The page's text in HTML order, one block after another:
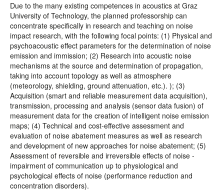
Due to the many existing competences in acoustics at Graz
University of Technology, the planned professorship can
concentrate specifically in research and teaching on noise
impact research, with the following focal points: (1) Physical and
psychoacoustic effect parameters for the determination of noise
emission and immission; (2) Research into acoustic noise
mechanisms at the source and determination of propagation,
taking into account topology as well as atmosphere
(meteorology, shielding, ground attenuation, etc.). ); (3)
Acquisition (smart and reliable measurement data acquisition),
transmission, processing and analysis (sensor data fusion) of
measurement data for the creation of intelligent noise emission
maps; (4) Technical and cost-effective assessment and
evaluation of noise abatement measures as well as research
and development of new approaches for noise abatement; (5)
Assessment of reversible and irreversible effects of noise -
impairment of communication up to physiological and
psychological effects of noise (performance reduction and
concentration disorders).